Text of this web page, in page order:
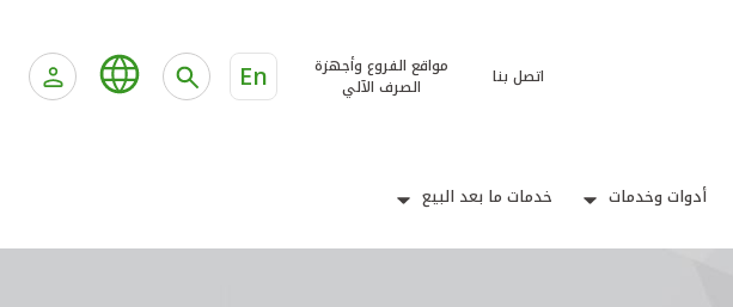
اتصل بنا
مواقع الفروع وأجهزة
الصرف الآلي
En
أدوات وخدمات خدمات ما بعد البيع